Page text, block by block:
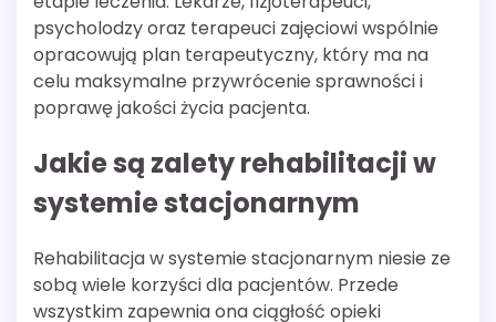
psycholodzy oraz terapeuci zajęciowi wspólnie
opracowują plan terapeutyczny, który ma na
celu maksymalne przywrócenie sprawności i
poprawę jakości życia pacjenta.
Jakie są zalety rehabilitacji w
systemie stacjonarnym
Rehabilitacja w systemie stacjonarnym niesie ze
sobą wiele korzyści dla pacjentów. Przede
wszystkim zapewnia ona ciągłość opieki